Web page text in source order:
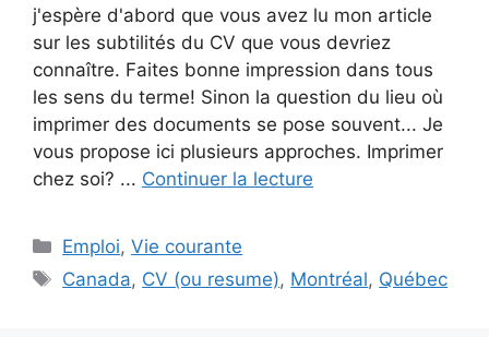
j'espère d'abord que vous avez lu mon article
sur les subtilités du CV que vous devriez
connaître. Faites bonne impression dans tous
les sens du terme! Sinon la question du lieu où
imprimer des documents se pose souvent... Je
vous propose ici plusieurs approches. Imprimer
chez soi? ... Continuer la lecture
Catégories
Emploi,Vie courante
Étiquettes
Canada, CV (ou resume), Montréal, Québec